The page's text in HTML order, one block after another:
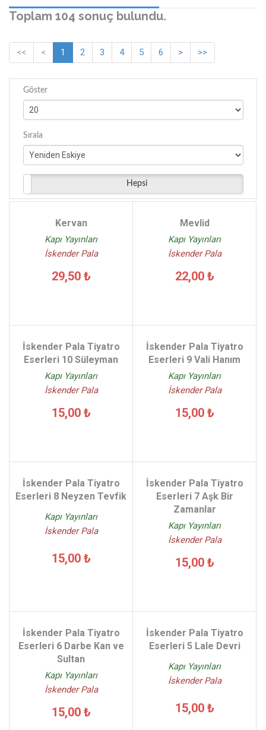
Toplam 104 sonuç bulundu.
<< < 1 2 3 4 5 6 > >>
Göster
Sırala
Hepsi
Kervan
Kapı Yayınları
İskender Pala
29,50 ₺
Mevlid
Kapı Yayınları
İskender Pala
22,00 ₺
İskender Pala Tiyatro
Eserleri 10 Süleyman
Kapı Yayınları
İskender Pala
15,00 ₺
İskender Pala Tiyatro
Eserleri 9 Vali Hanım
Kapı Yayınları
İskender Pala
15,00 ₺
İskender Pala Tiyatro
Eserleri 8 Neyzen Tevfik
Kapı Yayınları
İskender Pala
15,00 ₺
İskender Pala Tiyatro
Eserleri 7 Aşk Bir
Zamanlar
Kapı Yayınları
İskender Pala
15,00 ₺
İskender Pala Tiyatro
Eserleri 6 Darbe Kan ve
Sultan
Kapı Yayınları
İskender Pala
15,00 ₺
İskender Pala Tiyatro
Eserleri 5 Lale Devri
Kapı Yayınları
İskender Pala
15,00 ₺